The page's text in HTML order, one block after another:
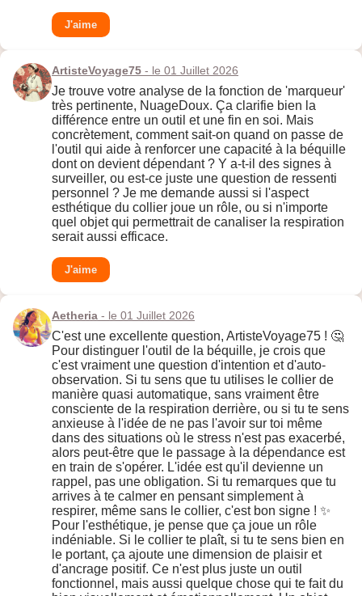
J'aime
ArtisteVoyage75 - le 01 Juillet 2026
Je trouve votre analyse de la fonction de 'marqueur'
très pertinente, NuageDoux. Ça clarifie bien la
différence entre un outil et une fin en soi. Mais
concrètement, comment sait-on quand on passe de
l'outil qui aide à renforcer une capacité à la béquille
dont on devient dépendant ? Y a-t-il des signes à
surveiller, ou est-ce juste une question de ressenti
personnel ? Je me demande aussi si l'aspect
esthétique du collier joue un rôle, ou si n'importe
quel objet qui permettrait de canaliser la respiration
serait aussi efficace.
J'aime
Aetheria - le 01 Juillet 2026
C'est une excellente question, ArtisteVoyage75 ! 🤔
Pour distinguer l'outil de la béquille, je crois que
c'est vraiment une question d'intention et d'auto-
observation. Si tu sens que tu utilises le collier de
manière quasi automatique, sans vraiment être
consciente de la respiration derrière, ou si tu te sens
anxieuse à l'idée de ne pas l'avoir sur toi même
dans des situations où le stress n'est pas exacerbé,
alors peut-être que le passage à la dépendance est
en train de s'opérer. L'idée est qu'il devienne un
rappel, pas une obligation. Si tu remarques que tu
arrives à te calmer en pensant simplement à
respirer, même sans le collier, c'est bon signe ! ✨
Pour l'esthétique, je pense que ça joue un rôle
indéniable. Si le collier te plaît, si tu te sens bien en
le portant, ça ajoute une dimension de plaisir et
d'ancrage positif. Ce n'est plus juste un outil
fonctionnel, mais aussi quelque chose qui te fait du